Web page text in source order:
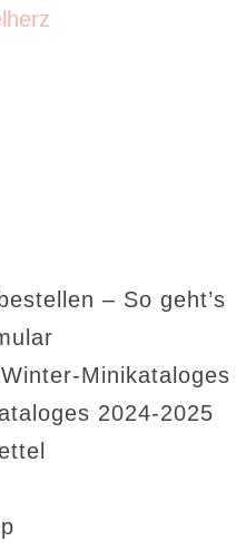
– So geht’s
Minikataloges
2024-2025